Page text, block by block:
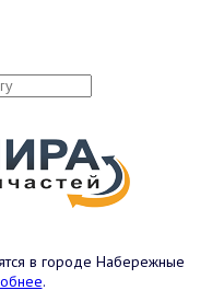
в городе Набережные
.